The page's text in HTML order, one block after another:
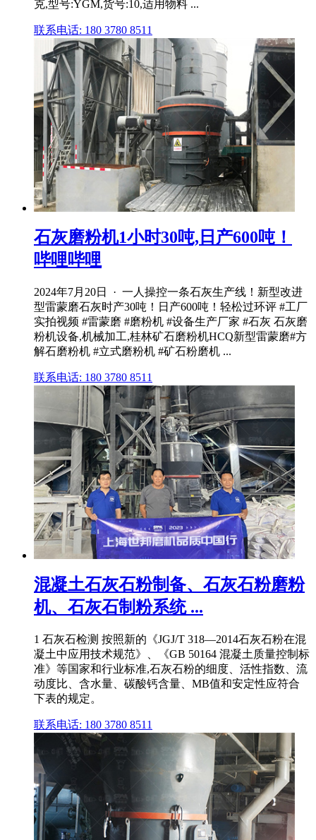
克,型号:YGM,货号:10,适用物料 ...
联系电话: 180 3780 8511
石灰磨粉机1小时30吨,日产600吨！
哔哩哔哩
2024年7月20日 · 一人操控一条石灰生产线！新型改进
型雷蒙磨石灰时产30吨！日产600吨！轻松过环评 #工厂
实拍视频 #雷蒙磨 #磨粉机 #设备生产厂家 #石灰 石灰磨
粉机设备,机械加工,桂林矿石磨粉机HCQ新型雷蒙磨#方
解石磨粉机 #立式磨粉机 #矿石粉磨机 ...
联系电话: 180 3780 8511
混凝土石灰石粉制备、石灰石粉磨粉
机、石灰石制粉系统 ...
1 石灰石检测 按照新的《JGJ/T 318—2014石灰石粉在混
凝土中应用技术规范》、《GB 50164 混凝土质量控制标
准》等国家和行业标准,石灰石粉的细度、活性指数、流
动度比、含水量、碳酸钙含量、MB值和安定性应符合
下表的规定。
联系电话: 180 3780 8511